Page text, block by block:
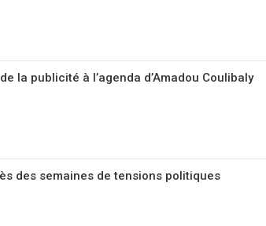
la publicité à l’agenda d’Amadou Coulibaly
des semaines de tensions politiques